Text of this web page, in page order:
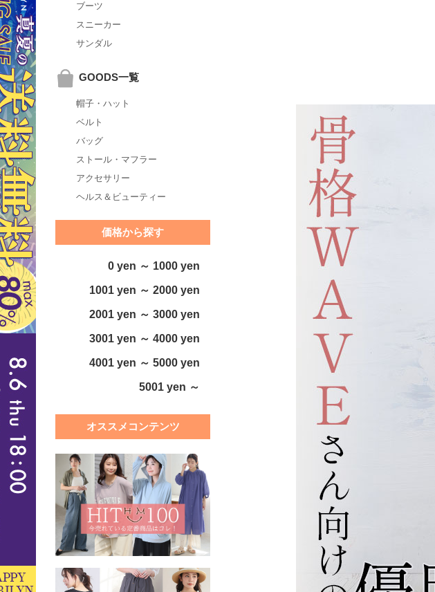
ブーツ
スニーカー
サンダル
GOODS一覧
帽子・ハット
ベルト
バッグ
ストール・マフラー
アクセサリー
ヘルス＆ビューティー
価格から探す
0 yen ～ 1000 yen
1001 yen ～ 2000 yen
2001 yen ～ 3000 yen
3001 yen ～ 4000 yen
4001 yen ～ 5000 yen
5001 yen ～
オススメコンテンツ